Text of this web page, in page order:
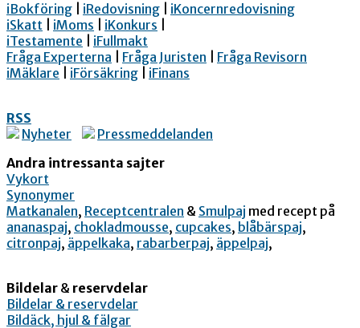
iBokföring
iRedovisning
iKoncernredovisning
iSkatt
iMoms iKonkurs
iTestamente
iFullmakt
Fråga Experterna
Fråga Juristen
Fråga Revisorn
iMäklare
iFörsäkring iFinans
RSS
Nyheter
Pressmeddelanden
Andra intressanta sajter
Vykort
Synonymer
Matkanalen, Receptcentralen & Smulpaj med recept på
ananaspaj, chokladmousse, cupcakes, blåbärspaj,
citronpaj, äppelkaka, rabarberpaj, äppelpaj,
Bildelar & reservdelar
Bildelar & reservdelar
Bildäck, hjul & fälgar